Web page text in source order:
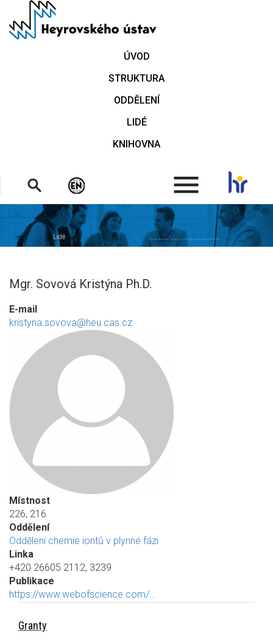
hlavnímu
ÚVOD
STRUKTURA
ODDĚLENÍ
LIDÉ
KNIHOVNA
.
Mgr. Sovová Kristýna Ph.D.
E-mail
kristyna.sovova@heu.cas.cz
Místnost
226, 216
Oddělení
Oddělení chemie iontů v plynné fázi
Linka
+420 26605 2112, 3239
Publikace
https://www.webofscience.com/…
Granty